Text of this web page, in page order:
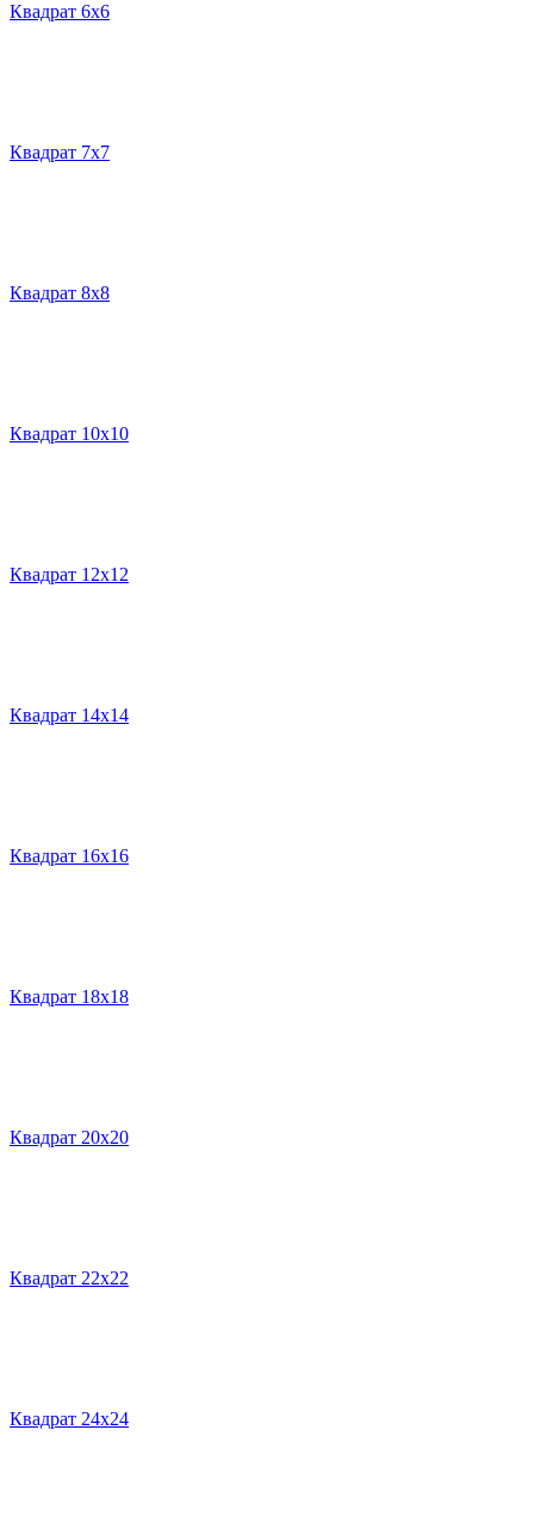
Квадрат 6х6
Квадрат 7х7
Квадрат 8х8
Квадрат 10х10
Квадрат 12х12
Квадрат 14х14
Квадрат 16х16
Квадрат 18х18
Квадрат 20х20
Квадрат 22х22
Квадрат 24х24